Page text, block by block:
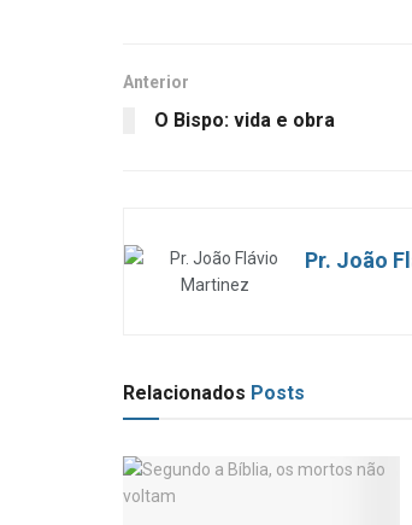
Anterior
O Bispo: vida e obra
Pr. João
Relacionados Posts